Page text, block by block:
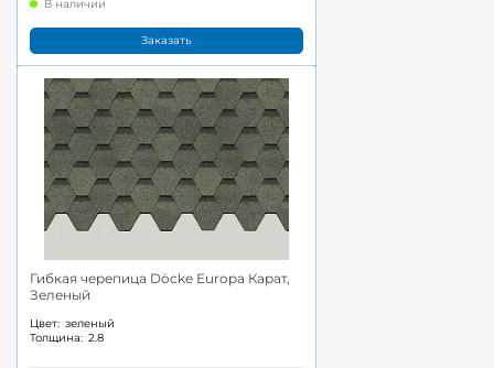
В наличии
Заказать
Гибкая черепица Döcke Europa Карат,
Зеленый
Цвет: зеленый
Толщина: 2.8